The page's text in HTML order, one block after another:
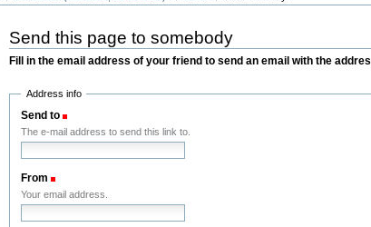
Send this page to somebody
Fill in the email address of your friend to send an email with the
Address info
Send to
The e-mail address to send this link to.
From
Your email address.